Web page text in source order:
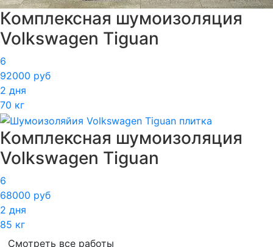
Комплексная шумоизоляция
Volkswagen Tiguan
6
92000 руб
2 дня
70 кг
Комплексная шумоизоляция
Volkswagen Tiguan
6
68000 руб
2 дня
85 кг
Смотреть все работы